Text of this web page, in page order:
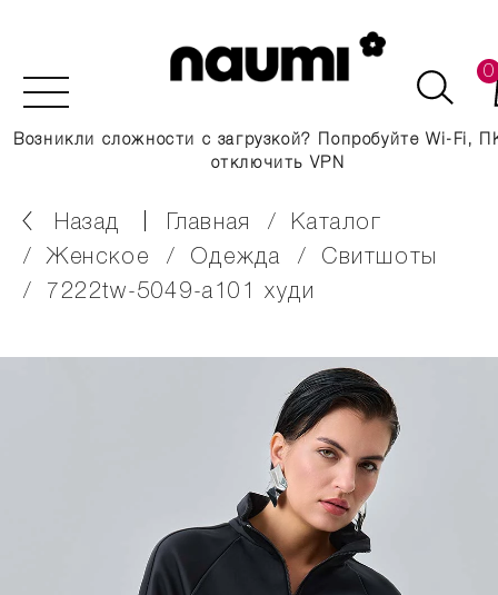
0
Возникли сложности с загрузкой? Попробуйте Wi-Fi,
отключить VPN
Назад главная
каталог
женское
одежда
свитшоты
7222tw-5049-a101 худи